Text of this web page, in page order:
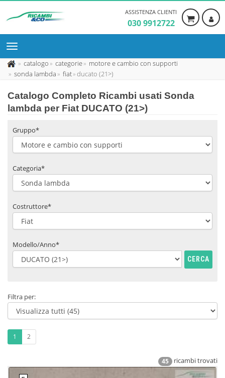
ASSISTENZA CLIENTI
030 9912722
catalogo categorie
motore e cambio con supporti
sonda lambda
fiat ducato (21>)
Catalogo Completo Ricambi usati Sonda
lambda per Fiat DUCATO (21>)
Gruppo*
Categoria*
Costruttore*
Modello/Anno*
CERCA
Filtra per:
1 2
45 ricambi trovati